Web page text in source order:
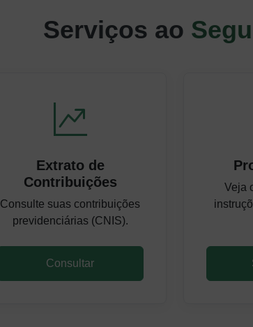
Serviços ao
Extrato de
Contribuições
Consulte suas contribuições
previdenciárias (CNIS).
Consultar
Veja